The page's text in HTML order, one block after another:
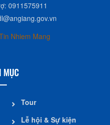
0911575911
MỤC
Tour
Lễ hội & Sự kiện